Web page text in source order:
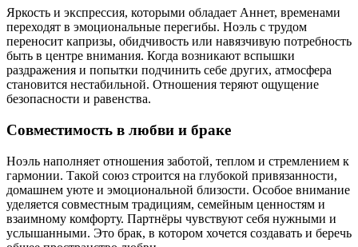
Яркость и экспрессия, которыми обладает Аннет, временами
переходят в эмоциональные перегибы. Ноэль с трудом
переносит капризы, обидчивость или навязчивую потребность
быть в центре внимания. Когда возникают вспышки
раздражения и попытки подчинить себе других, атмосфера
становится нестабильной. Отношения теряют ощущение
безопасности и равенства.
Совместимость в любви и браке
Ноэль наполняет отношения заботой, теплом и стремлением к
гармонии. Такой союз строится на глубокой привязанности,
домашнем уюте и эмоциональной близости. Особое внимание
уделяется совместным традициям, семейным ценностям и
взаимному комфорту. Партнёры чувствуют себя нужными и
услышанными. Это брак, в котором хочется создавать и беречь